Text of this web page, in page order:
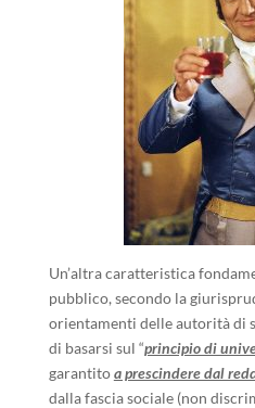
Un’altra caratteristica
pubblico, secondo la
orientamenti delle autorità di
di basarsi sul “principio di
garantitoa prescindere dal
dalla fascia sociale (non